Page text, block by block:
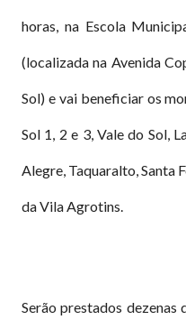
horas, na Escola
(localizada na Avenida
Sol) e vai beneficiar os
Sol 1, 2 e 3, Vale do Sol,
Alegre, Taquaralto, Santa
da Vila Agrotins.
Serão prestados dezenas